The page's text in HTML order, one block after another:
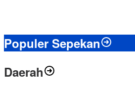
Populer Sepekan
Daerah